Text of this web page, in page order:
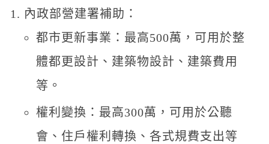
內政部營建署補助：
都市更新事業：最高500萬，可用於整
體都更設計、建築物設計、建築費用
等。
權利變換：最高300萬，可用於公聽
會、住戶權利轉換、各式規費支出等